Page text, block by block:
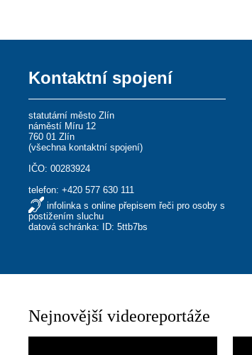
Kontaktní spojení
statutární město Zlín
náměstí Míru 12
760 01 Zlín
(všechna kontaktní spojení)
IČO: 00283924
telefon:+420 577 630 111
infolinka s online přepisem řeči pro osoby s
postižením sluchu
datová schránka: ID: 5ttb7bs
Nejnovější videoreportáže